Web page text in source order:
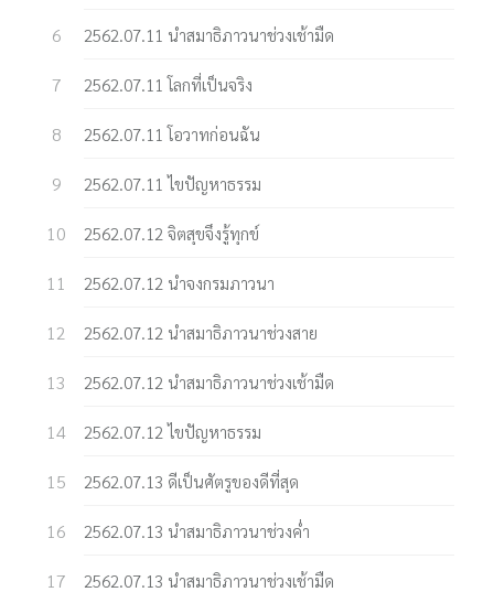
2562.07.11 นำสมาธิภาวนาช่วงเช้ามืด
2562.07.11 โลกที่เป็นจริง
2562.07.11 โอวาทก่อนฉัน
2562.07.11 ไขปัญหาธรรม
2562.07.12 จิตสุขจึงรู้ทุกข์
2562.07.12 นำจงกรมภาวนา
2562.07.12 นำสมาธิภาวนาช่วงสาย
2562.07.12 นำสมาธิภาวนาช่วงเช้ามืด
2562.07.12 ไขปัญหาธรรม
2562.07.13 ดีเป็นศัตรูของดีที่สุด
2562.07.13 นำสมาธิภาวนาช่วงค่ำ
2562.07.13 นำสมาธิภาวนาช่วงเช้ามืด